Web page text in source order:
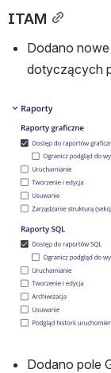
ITAM
Dodano
dotyczących
Otwórz
Dodano pole